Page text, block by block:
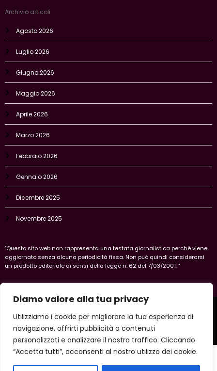
Diamo valore alla tua privacy
Utilizziamo i cookie per migliorare la tua esperienza di
navigazione, offrirti pubblicità o contenuti
personalizzati e analizzare il nostro traffico. Cliccando
“Accetta tutti”, acconsenti al nostro utilizzo dei cookie.
Luglio 2026
Giugno 2026
Maggio 2026
Aprile 2026
Marzo 2026
Febbraio 2026
Gennaio 2026
Dicembre 2025
Novembre 2025
aggiornato senza alcuna periodicità fissa. Non può quindi considerarsi
un prodotto editoriale ai sensi della legge n. 62 del 7/03/2001. "
Home Privacy Policy Legal policy
Cookie-policy
Copyright 2026 IlVercellese | Powered By
SpiceThemes